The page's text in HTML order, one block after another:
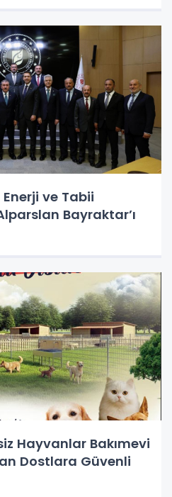
ve Tabii
Bayraktar’ı
Hayvanlar Bakımevi
Dostlara Güvenli